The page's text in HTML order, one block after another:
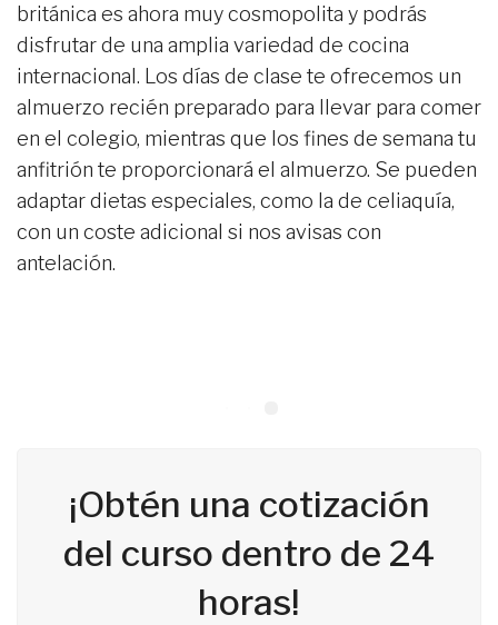
británica es ahora muy cosmopolita y podrás
disfrutar de una amplia variedad de cocina
internacional. Los días de clase te ofrecemos un
almuerzo recién preparado para llevar para comer
en el colegio, mientras que los fines de semana tu
anfitrión te proporcionará el almuerzo. Se pueden
adaptar dietas especiales, como la de celiaquía,
con un coste adicional si nos avisas con
antelación.
¡Obtén una cotización
del curso dentro de 24
horas!